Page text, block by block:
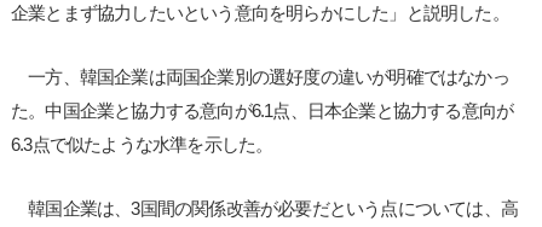
企業とまず協力したいという意向を明らかにした」と説明した。
一方、韓国企業は両国企業別の選好度の違いが明確ではなかっ
た。中国企業と協力する意向が6.1点、日本企業と協力する意向が
6.3点で似たような水準を示した。
韓国企業は、3国間の関係改善が必要だという点については、高